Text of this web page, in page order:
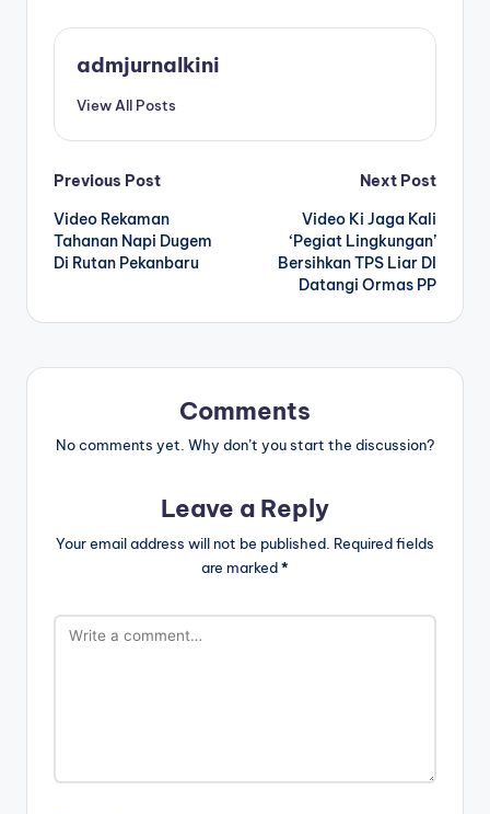
admjurnalkini
View All Posts
Post
navigation
Previous Post
Video Rekaman
Tahanan Napi Dugem
Di Rutan Pekanbaru
Next Post
Video Ki Jaga Kali
‘Pegiat Lingkungan’
Bersihkan TPS Liar DI
Datangi Ormas PP
Comments
No comments yet. Why don’t you start the discussion?
Leave a Reply
Your email address will not be published. Required fields
are marked*